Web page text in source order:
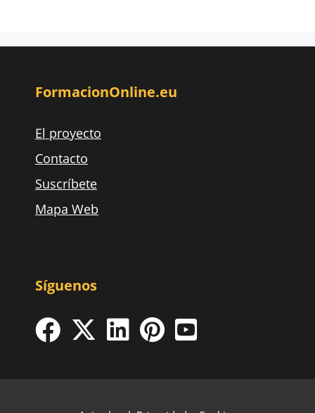
FormacionOnline.eu
El proyecto
Contacto
Suscríbete
Mapa Web
Síguenos